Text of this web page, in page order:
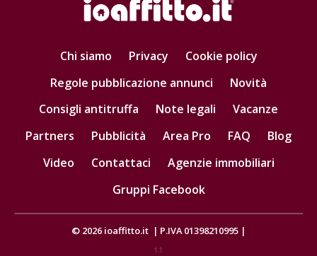
Chi siamo Privacy
Cookie policy
Regole pubblicazione annunci
Novità
Consigli antitruffa
Note legali
Vacanze
Partners
Pubblicità Area Pro FAQ
Blog
Video
Contattaci
Agenzie immobiliari
Gruppi Facebook
© 2026 ioaffitto.it | P.IVA 01398210995 |
1.1